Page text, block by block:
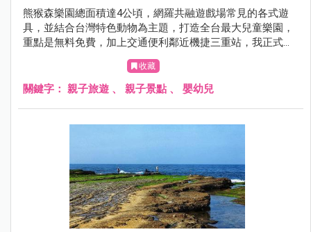
熊猴森樂園總面積達4公頃，網羅共融遊戲場常見的各式遊
具，並結合台灣特色動物為主題，打造全台最大兒童樂園，
重點是無料免費，加上交通便利鄰近機捷三重站，我正式宣
布其他親子公園可以下班休息去啦。
收藏
關鍵字： 親子旅遊 、 親子景點 、 嬰幼兒